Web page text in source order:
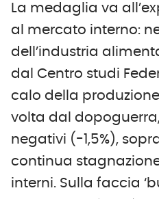
La medaglia va
al mercato interno:
dell’industria
dal Centro studi
calo della
volta dal
negativi (-1,5%),
continua
interni. Sulla faccia